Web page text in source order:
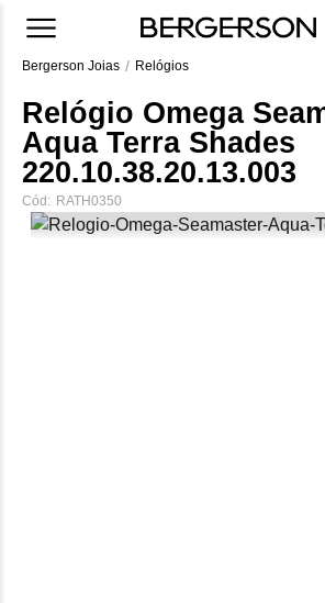
Bergerson Joias Relógios
Relógio Omega
Aqua Terra Shades
220.10.38.20.13.003
Cód: RATH0350